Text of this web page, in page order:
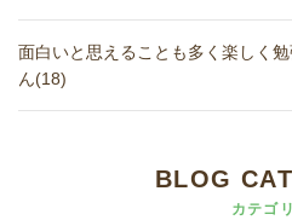
面白いと思えることも多く楽しく
ん(18)
BLOG
カテゴ